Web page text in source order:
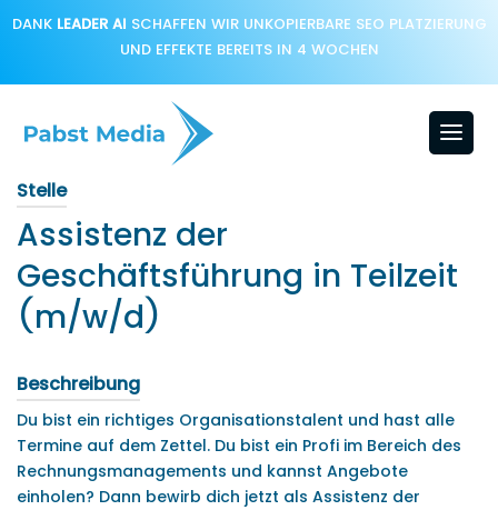
DANK LEADER AI SCHAFFEN WIR UNKOPIERBARE SEO PLATZIERUNG
UND EFFEKTE BEREITS IN 4 WOCHEN
Stelle
Assistenz der
Geschäftsführung in Teilzeit
(m/w/d)
Beschreibung
Du bist ein richtiges Organisationstalent und hast alle
Termine auf dem Zettel. Du bist ein Profi im Bereich des
Rechnungsmanagements und kannst Angebote
einholen? Dann bewirb dich jetzt als Assistenz der